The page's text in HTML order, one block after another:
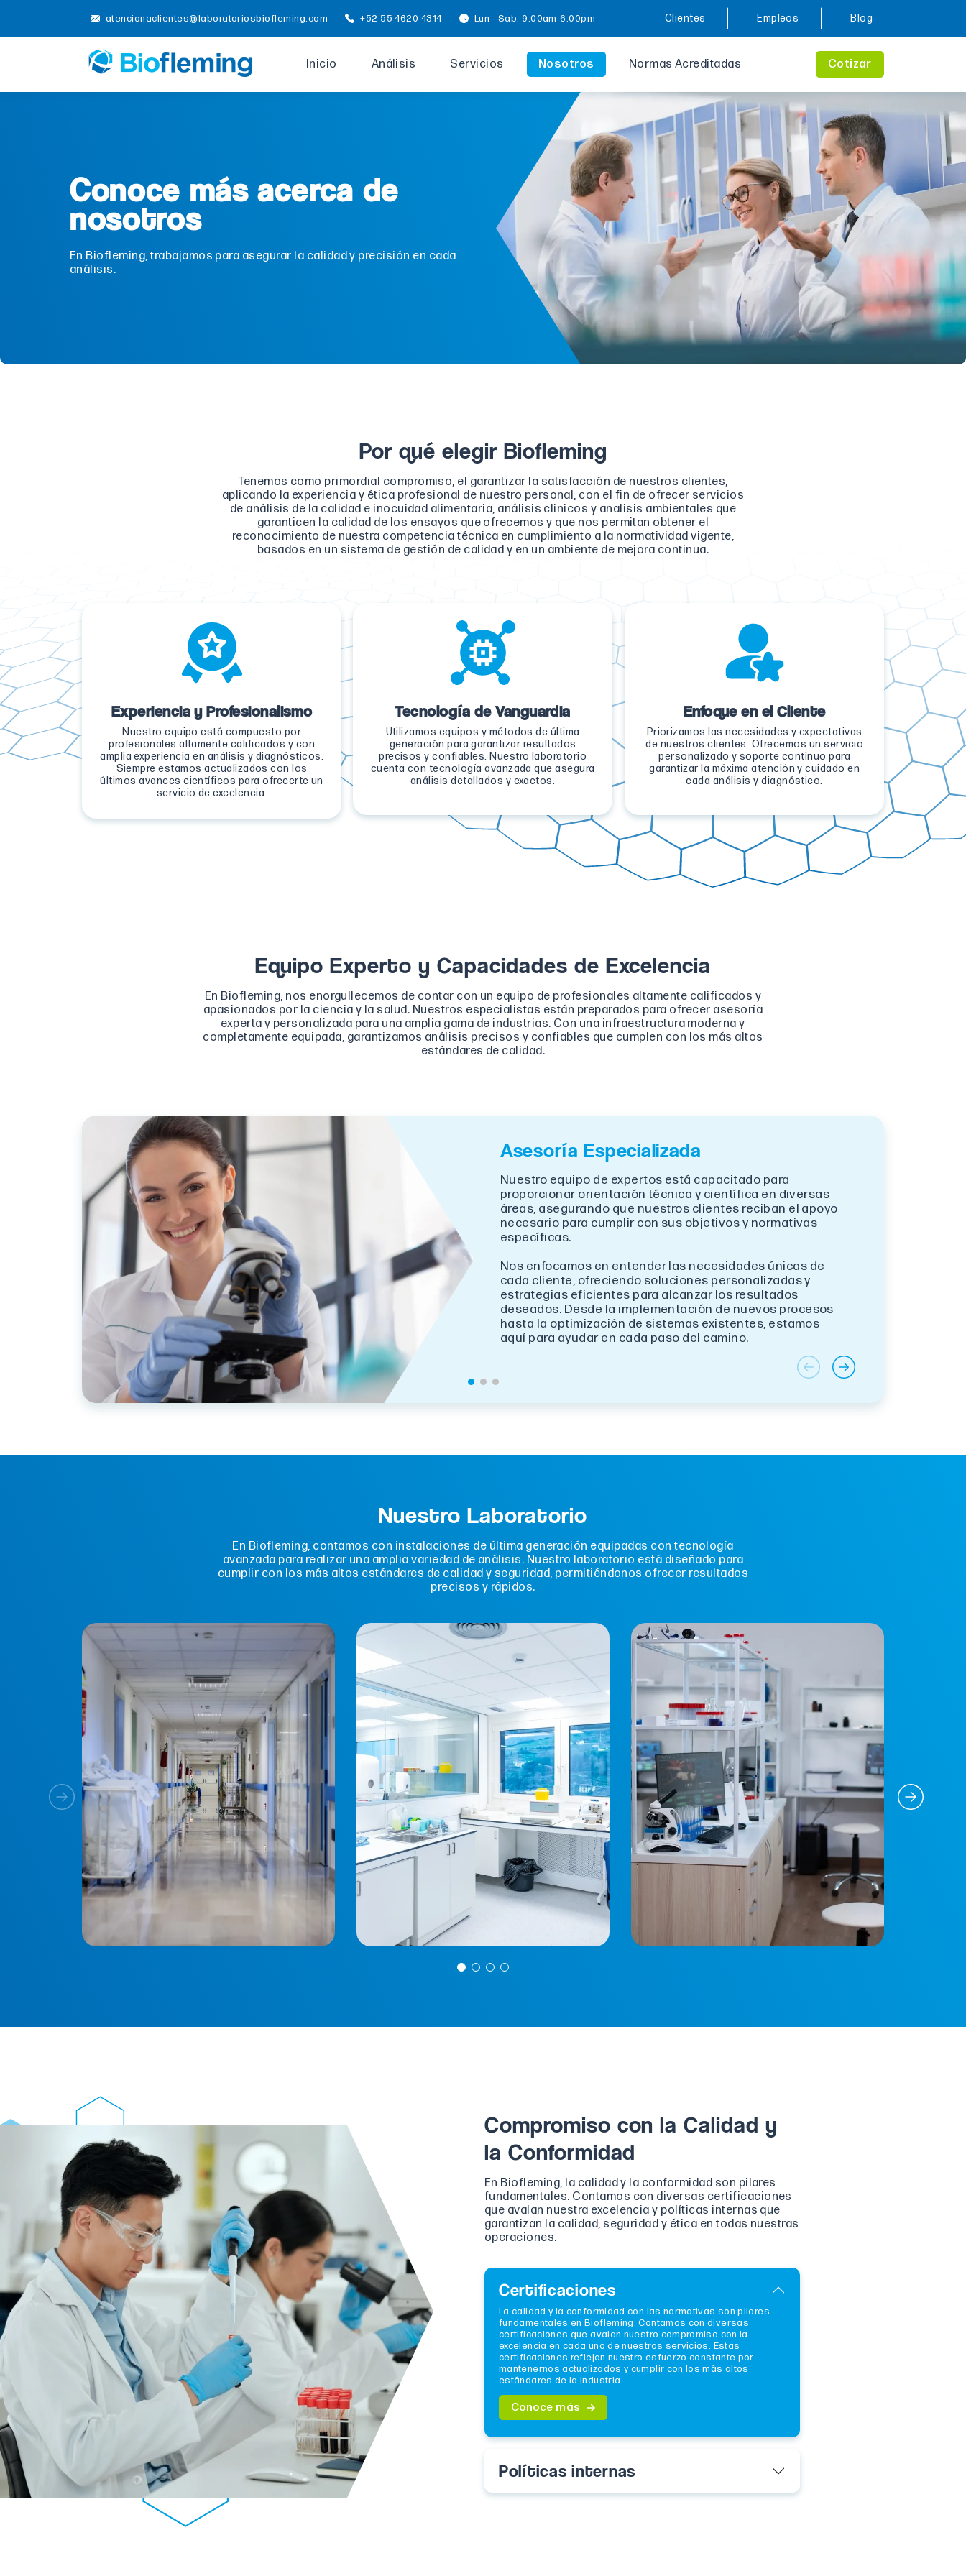
atencionaclientes@laboratoriosbiofleming.com +52 55 4620 4314 Lun - Sab: 9:00am-6:00pm Clientes Empleos Blog
Inicio Análisis Servicios Nosotros Normas Acreditadas Cotizar
Conoce más acerca de
nosotros
En Biofleming, trabajamos para asegurar la calidad y precisión en cada
análisis.
Por qué elegir Biofleming
Tenemos como primordial compromiso, el garantizar la satisfacción de nuestros clientes,
aplicando la experiencia y ética profesional de nuestro personal, con el fin de ofrecer servicios
de análisis de la calidad e inocuidad alimentaria, análisis clinicos y analisis ambientales que
garanticen la calidad de los ensayos que ofrecemos y que nos permitan obtener el
reconocimiento de nuestra competencia técnica en cumplimiento a la normatividad vigente,
basados en un sistema de gestión de calidad y en un ambiente de mejora continua.
Experiencia y Profesionalismo
Nuestro equipo está compuesto por
profesionales altamente calificados y con
amplia experiencia en análisis y diagnósticos.
Siempre estamos actualizados con los
últimos avances científicos para ofrecerte un
servicio de excelencia.
Tecnología de Vanguardia
Utilizamos equipos y métodos de última
generación para garantizar resultados
precisos y confiables. Nuestro laboratorio
cuenta con tecnología avanzada que asegura
análisis detallados y exactos.
Enfoque en el Cliente
Priorizamos las necesidades y expectativas
de nuestros clientes. Ofrecemos un servicio
personalizado y soporte continuo para
garantizar la máxima atención y cuidado en
cada análisis y diagnóstico.
Equipo Experto y Capacidades de Excelencia
En Biofleming, nos enorgullecemos de contar con un equipo de profesionales altamente calificados y
apasionados por la ciencia y la salud. Nuestros especialistas están preparados para ofrecer asesoría
experta y personalizada para una amplia gama de industrias. Con una infraestructura moderna y
completamente equipada, garantizamos análisis precisos y confiables que cumplen con los más altos
estándares de calidad.
Asesoría Especializada
Nuestro equipo de expertos está capacitado para
proporcionar orientación técnica y científica en diversas
áreas, asegurando que nuestros clientes reciban el apoyo
necesario para cumplir con sus objetivos y normativas
específicas.
Nos enfocamos en entender las necesidades únicas de
cada cliente, ofreciendo soluciones personalizadas y
estrategias eficientes para alcanzar los resultados
deseados. Desde la implementación de nuevos procesos
hasta la optimización de sistemas existentes, estamos
aquí para ayudar en cada paso del camino.
Nuestro Laboratorio
En Biofleming, contamos con instalaciones de última generación equipadas con tecnología
avanzada para realizar una amplia variedad de análisis. Nuestro laboratorio está diseñado para
cumplir con los más altos estándares de calidad y seguridad, permitiéndonos ofrecer resultados
precisos y rápidos.
Compromiso con la Calidad y
la Conformidad
En Biofleming, la calidad y la conformidad son pilares
fundamentales. Contamos con diversas certificaciones
que avalan nuestra excelencia y políticas internas que
garantizan la calidad, seguridad y ética en todas nuestras
operaciones.
Certificaciones
La calidad y la conformidad con las normativas son pilares
fundamentales en Biofleming. Contamos con diversas
certificaciones que avalan nuestro compromiso con la
excelencia en cada uno de nuestros servicios. Estas
certificaciones reflejan nuestro esfuerzo constante por
mantenernos actualizados y cumplir con los más altos
estándares de la industria.
Conoce más
Políticas internas